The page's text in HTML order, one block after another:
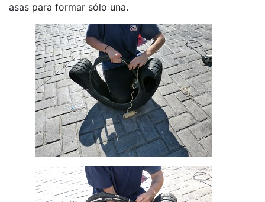
asas para formar sólo una.